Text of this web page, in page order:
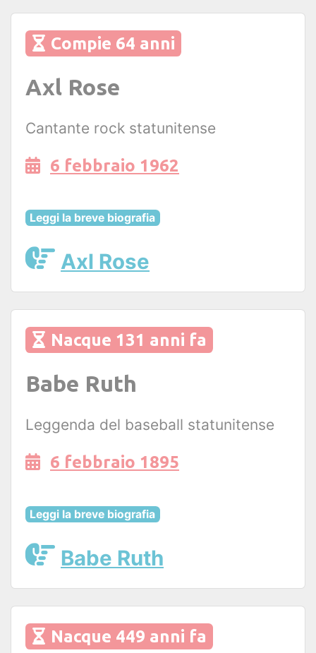
Compie 64 anni
Axl Rose
Cantante rock statunitense
6 febbraio 1962
Leggi la breve biografia
Axl Rose
Nacque 131 anni fa
Babe Ruth
Leggenda del baseball statunitense
6 febbraio 1895
Leggi la breve biografia
Babe Ruth
Nacque 449 anni fa